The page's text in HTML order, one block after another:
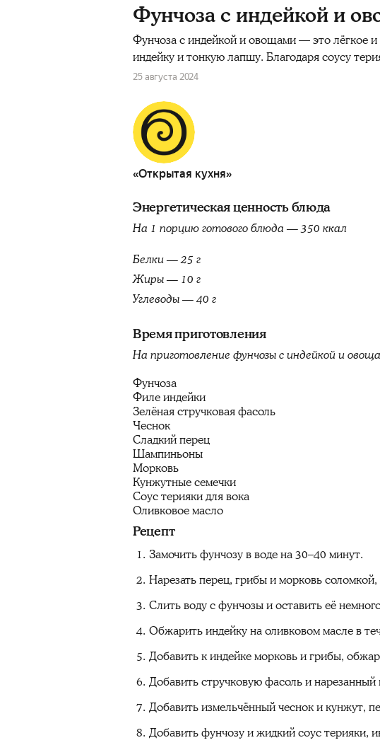
Фунчоза с индейкой и
Фунчоза с индейкой и овощами — это лёгкое
индейку и тонкую лапшу. Благодаря соусу
25 августа 2024
«Открытая кухня»
Энергетическая ценность блюда
На 1 порцию готового блюда — 350 ккал
Белки — 25 г
Жиры — 10 г
Углеводы — 40 г
Время приготовления
На приготовление фунчозы с индейкой и
Фунчоза
Филе индейки
Зелёная стручковая фасоль
Чеснок
Сладкий перец
Шампиньоны
Морковь
Кунжутные семечки
Соус терияки для вока
Оливковое масло
Рецепт
Замочить фунчозу в воде на 30–40 минут.
Нарезать перец, грибы и морковь
Слить воду с фунчозы и оставить её
Обжарить индейку на оливковом масле в
Добавить к индейке морковь и грибы,
Добавить стручковую фасоль и
Добавить измельчённый чеснок и кунжут,
Добавить фунчозу и жидкий соус терияки,